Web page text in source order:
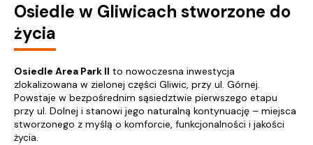
Osiedle w Gliwicach stworzone do
życia
Osiedle Area Park II to nowoczesna inwestycja
zlokalizowana w zielonej części Gliwic, przy ul. Górnej.
Powstaje w bezpośrednim sąsiedztwie pierwszego etapu
przy ul. Dolnej i stanowi jego naturalną kontynuację – miejsca
stworzonego z myślą o komforcie, funkcjonalności i jakości
życia.